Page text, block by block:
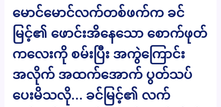
မောင်မောင်လက်တစ်ဖက်က ခင်
မြင့်၏ ဖောင်းအိနေသော စောက်ဖုတ်
ကလေးကို စမ်းပြီး အကွဲကြောင်း
အလိုက် အထက်အောက် ပွတ်သပ်
ပေးမိသလို… ခင်မြင့်၏ လက်